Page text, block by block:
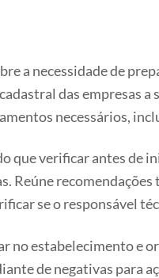
a necessidade de
das empresas
necessários,
que verificar antes de
Reúne
se o responsável
no estabelecimento e
de negativas para